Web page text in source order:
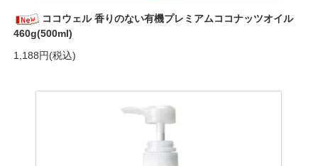
ココウェル 香りのない有機プレミアムココナッツオイル
460g(500ml)
1,188円(税込)